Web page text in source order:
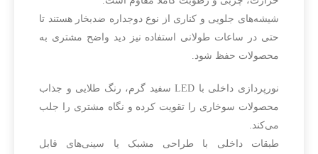
شیشه‌های جلویی و کناری از نوع دوجداره ضدبخار هستند تا
حتی در ساعات طولانی استفاده نیز دید واضح مشتری به
محصولات حفظ شود.
نورپردازی داخلی با LED سفید گرم، رنگ طلایی و جذاب
محصولات سوخاری را تقویت کرده و نگاه مشتری را جلب
می‌کند.
طبقات داخلی با طراحی مشبک یا سینی‌های قابل